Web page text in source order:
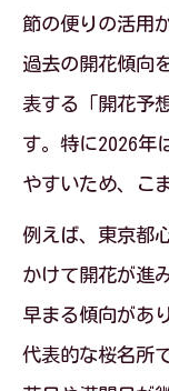
節の便りの活用
過去の開花傾向
表する「開花予
す。特に2026年
やすいため、こ
例えば、東京都
かけて開花が進
早まる傾向があ
代表的な桜名所